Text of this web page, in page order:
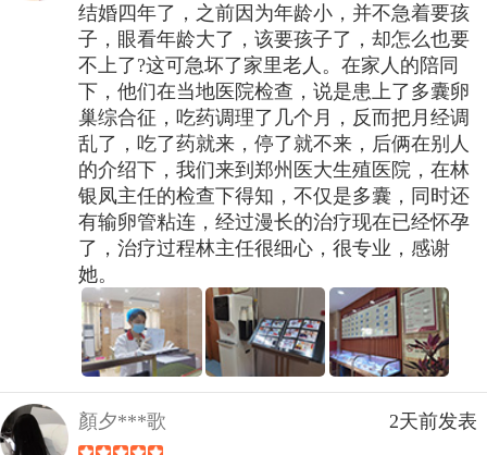
结婚四年了，之前因为年龄小，并不急着要孩
子，眼看年龄大了，该要孩子了，却怎么也要
不上了?这可急坏了家里老人。在家人的陪同
下，他们在当地医院检查，说是患上了多囊卵
巢综合征，吃药调理了几个月，反而把月经调
乱了，吃了药就来，停了就不来，后俩在别人
的介绍下，我们来到郑州医大生殖医院，在林
银凤主任的检查下得知，不仅是多囊，同时还
有输卵管粘连，经过漫长的治疗现在已经怀孕
了，治疗过程林主任很细心，很专业，感谢
她。
顏夕***歌 2天前发表